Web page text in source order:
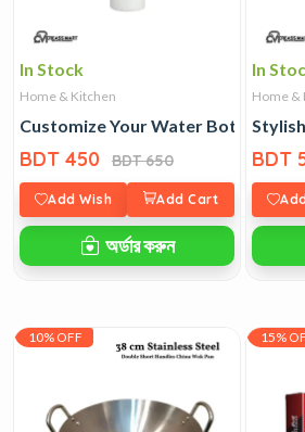
In Stock
Home & Kitchen
Customize Your Water Bottle
BDT 450 BDT 650
Add Wish Add Cart
অর্ডার করুন
In
Home &
BDT
10% OFF 15%